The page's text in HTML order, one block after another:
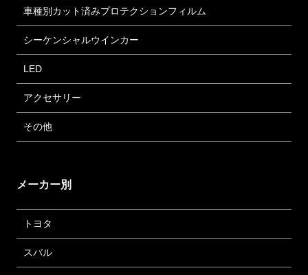
車種別カット済みプロテクションフィルム
シーケンシャルウインカー
LED
アクセサリー
その他
メーカー別
トヨタ
スバル